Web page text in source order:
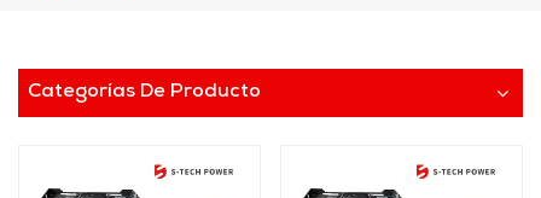
Categorías De Producto